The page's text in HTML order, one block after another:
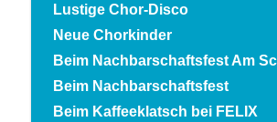
Lustige Chor-Disco
Neue Chorkinder
Beim Nachbarschaftsfest Am
Beim Nachbarschaftsfest
Beim Kaffeeklatsch bei FELIX